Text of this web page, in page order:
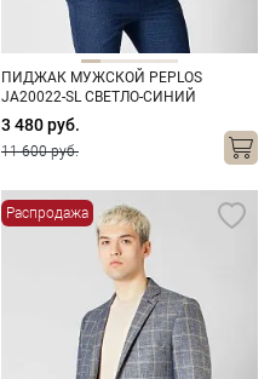
ПИДЖАК МУЖСКОЙ PEPLOS
JA20022-SL СВЕТЛО-СИНИЙ
3 480 руб.
11 600 руб.
Распродажа